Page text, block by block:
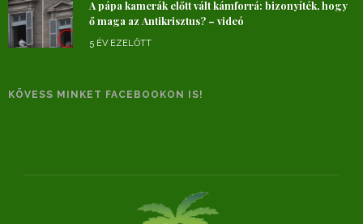
A pápa kamerák előtt vált kámforrá: bizonyíték, hogy
ő maga az Antikrisztus? – videó
5 ÉV EZELŐTT
KÖVESS MINKET FACEBOOKON IS!